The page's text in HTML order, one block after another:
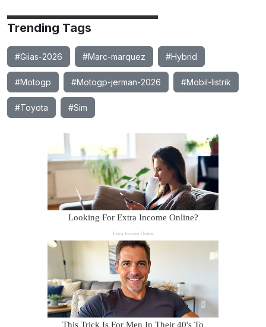
Trending Tags
#Giias-2026 #Marc-marquez #Hybrid
#Motogp #Motogp-jerman-2026 #Mobil-listrik
#Toyota #Sim